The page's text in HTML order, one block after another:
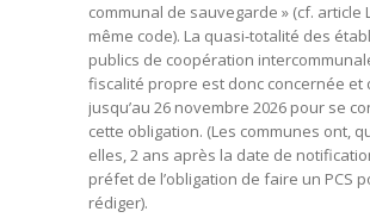
communal de sauvegarde » (cf. article
même code). La quasi-totalité des
publics de coopération
fiscalité propre est donc concernée et
jusqu’au 26 novembre 2026 pour se
cette obligation. (Les communes ont,
elles, 2 ans après la date de
préfet de l’obligation de faire un PCS
rédiger).